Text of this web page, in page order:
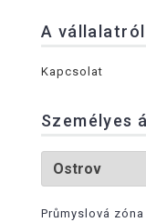
A vállalatról
Kapcsolat
Személyes
Průmyslová